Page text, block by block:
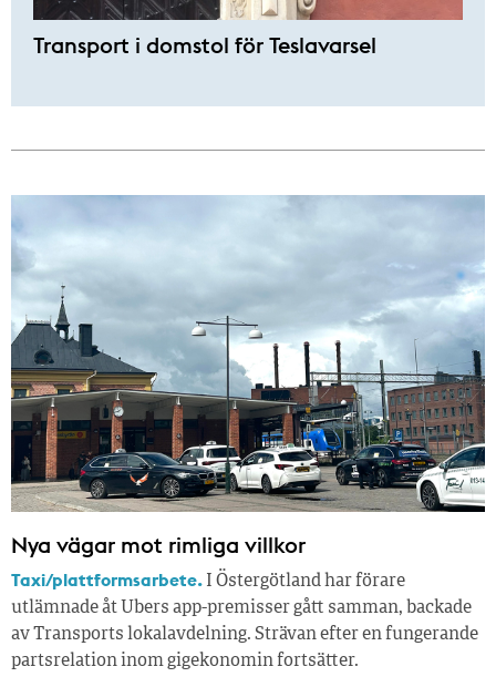
Transport i domstol för Teslavarsel
Nya vägar mot rimliga villkor
Taxi/plattformsarbete. I Östergötland har förare
utlämnade åt Ubers app-premisser gått samman, backade
av Transports lokalavdelning. Strävan efter en fungerande
partsrelation inom gigekonomin fortsätter.